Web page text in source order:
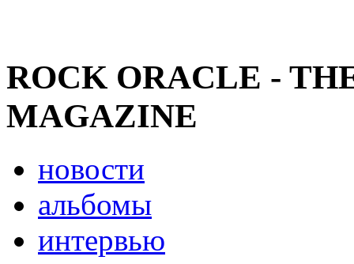
ROCK ORACLE -
MAGAZINE
новости
альбомы
интервью